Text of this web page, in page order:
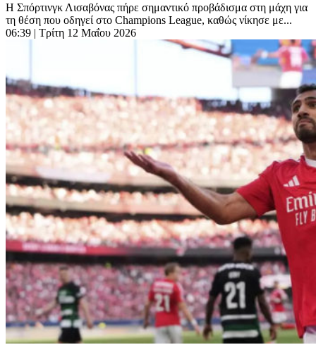
Η Σπόρτινγκ Λισαβόνας πήρε σημαντικό προβάδισμα στη μάχη για
τη θέση που οδηγεί στο Champions League, καθώς νίκησε με...
06:39 | Τρίτη 12 Μαΐου 2026